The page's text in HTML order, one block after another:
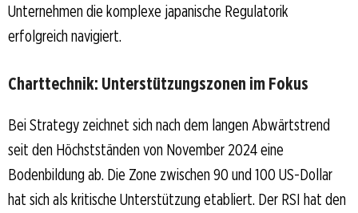
Unternehmen die komplexe japanische Regulatorik
erfolgreich navigiert.
Charttechnik: Unterstützungszonen im Fokus
Bei Strategy zeichnet sich nach dem langen Abwärtstrend
seit den Höchstständen von November 2024 eine
Bodenbildung ab. Die Zone zwischen 90 und 100 US-Dollar
hat sich als kritische Unterstützung etabliert. Der RSI hat den